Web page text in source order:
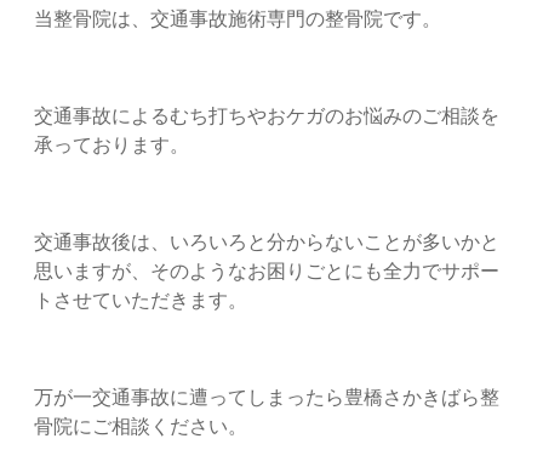
当整骨院は、交通事故施術専門の整骨院です。
交通事故によるむち打ちやおケガのお悩みのご相談を
承っております。
交通事故後は、いろいろと分からないことが多いかと
思いますが、そのようなお困りごとにも全力でサポー
トさせていただきます。
万が一交通事故に遭ってしまったら豊橋さかきばら整
骨院にご相談ください。